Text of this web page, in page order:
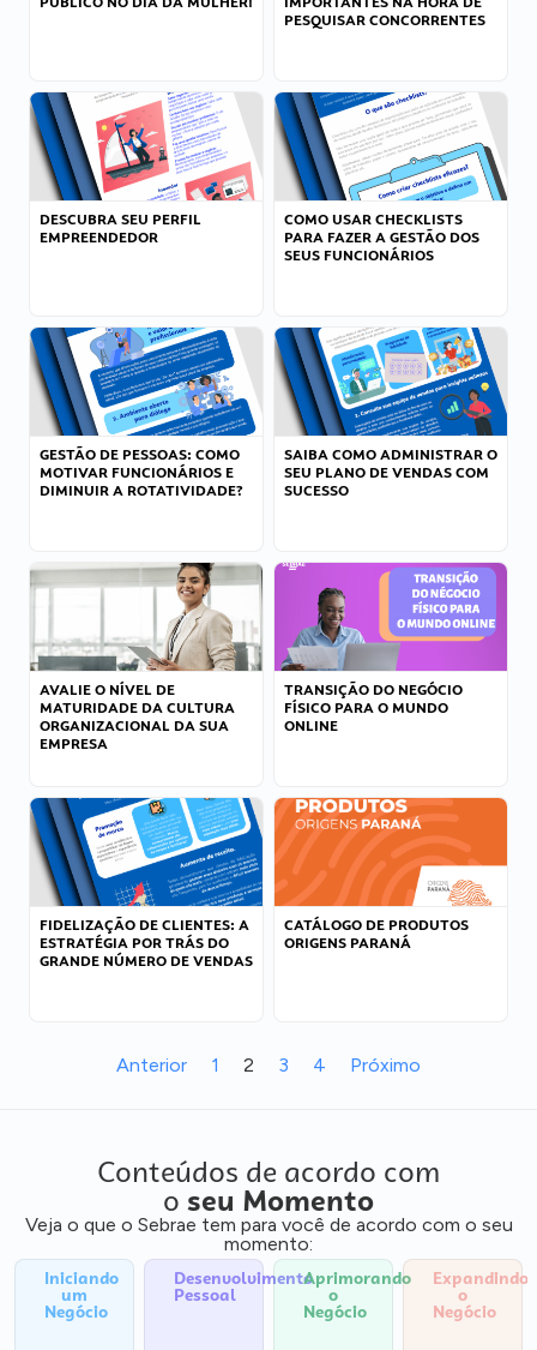
PESQUISAR CONCORRENTES
DESCUBRA SEU PERFIL
EMPREENDEDOR
COMO USAR CHECKLISTS
PARA FAZER A GESTÃO DOS
SEUS FUNCIONÁRIOS
GESTÃO DE PESSOAS: COMO
MOTIVAR FUNCIONÁRIOS E
DIMINUIR A ROTATIVIDADE?
SAIBA COMO ADMINISTRAR O
SEU PLANO DE VENDAS COM
SUCESSO
AVALIE O NÍVEL DE
MATURIDADE DA CULTURA
ORGANIZACIONAL DA SUA
EMPRESA
TRANSIÇÃO DO NEGÓCIO
FÍSICO PARA O MUNDO
ONLINE
FIDELIZAÇÃO DE CLIENTES: A
ESTRATÉGIA POR TRÁS DO
GRANDE NÚMERO DE VENDAS
CATÁLOGO DE PRODUTOS
ORIGENS PARANÁ
Anterior 1 2 3 4 Próximo
Conteúdos de acordo com
o seu Momento
Veja o que o Sebrae tem para você de acordo com o seu
momento:
Iniciando
um
Negócio
Desenvolvimento
Pessoal
Aprimorando
o
Negócio
Expandindo
o
Negócio